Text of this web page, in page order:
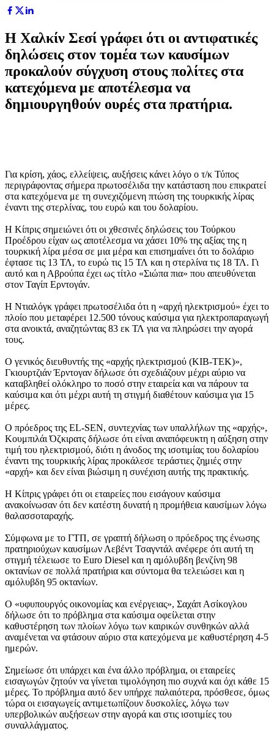
Η Χαλκίν Σεσί γράφει ότι οι αντιφατικές
δηλώσεις στον τομέα των καυσίμων
προκαλούν σύγχυση στους πολίτες στα
κατεχόμενα με αποτέλεσμα να
δημιουργηθούν ουρές στα πρατήρια.
Για κρίση, χάος, ελλείψεις, αυξήσεις κάνει λόγο ο τ/κ Τύπος
περιγράφοντας σήμερα πρωτοσέλιδα την κατάσταση που επικρατεί
στα κατεχόμενα με τη συνεχιζόμενη πτώση της τουρκικής λίρας
έναντι της στερλίνας, του ευρώ και του δολαρίου.
Η Κίπρις σημειώνει ότι οι χθεσινές δηλώσεις του Τούρκου
Προέδρου είχαν ως αποτέλεσμα να χάσει 10% της αξίας της η
τουρκική λίρα μέσα σε μια μέρα και επισημαίνει ότι το δολάριο
έφτασε τις 13 ΤΛ, το ευρώ τις 15 ΤΛ και η στερλίνα τις 18 ΤΛ. Γι
αυτό και η Αβρούπα έχει ως τίτλο «Σιώπα πια» που απευθύνεται
στον Ταγίπ Ερντογάν.
Η Ντιαλόγκ γράφει πρωτοσέλιδα ότι η «αρχή ηλεκτρισμού» έχει το
πλοίο που μεταφέρει 12.500 τόνους καύσιμα για ηλεκτροπαραγωγή
στα ανοικτά, αναζητώντας 83 εκ ΤΛ για να πληρώσει την αγορά
τους.
Ο γενικός διευθυντής της «αρχής ηλεκτρισμού (ΚΙΒ-ΤΕΚ)»,
Γκιουρτζιάν Έρντογαν δήλωσε ότι σχεδιάζουν μέχρι αύριο να
καταβληθεί ολόκληρο το ποσό στην εταιρεία και να πάρουν τα
καύσιμα και ότι μέχρι αυτή τη στιγμή διαθέτουν καύσιμα για 15
μέρες.
Ο πρόεδρος της EL-SEN, συντεχνίας των υπαλλήλων της «αρχής»,
Κουμπιλάι Όζκιρατς δήλωσε ότι είναι αναπόφευκτη η αύξηση στην
τιμή του ηλεκτρισμού, διότι η άνοδος της ισοτιμίας του δολαρίου
έναντι της τουρκικής λίρας προκάλεσε τεράστιες ζημιές στην
«αρχή» και δεν είναι βιώσιμη η συνέχιση αυτής της πρακτικής.
Η Κίπρις γράφει ότι οι εταιρείες που εισάγουν καύσιμα
ανακοίνωσαν ότι δεν κατέστη δυνατή η προμήθεια καυσίμων λόγω
θαλασσοταραχής.
Σύμφωνα με το ΓΤΠ, σε γραπτή δήλωση ο πρόεδρος της ένωσης
πρατηριούχων καυσίμων Λεβέντ Τσαγντάλ ανέφερε ότι αυτή τη
στιγμή τέλειωσε το Euro Diesel και η αμόλυβδη βενζίνη 98
οκτανίων σε πολλά πρατήρια και σύντομα θα τελειώσει και η
αμόλυβδη 95 οκτανίων.
Ο «υφυπουργός οικονομίας και ενέργειας», Σαχάπ Ασίκογλου
δήλωσε ότι το πρόβλημα στα καύσιμα οφείλεται στην
καθυστέρηση των πλοίων λόγω των καιρικών συνθηκών αλλά
αναμένεται να φτάσουν αύριο στα κατεχόμενα με καθυστέρηση 4-5
ημερών.
Σημείωσε ότι υπάρχει και ένα άλλο πρόβλημα, οι εταιρείες
εισαγωγών ζητούν να γίνεται τιμολόγηση πιο συχνά και όχι κάθε 15
μέρες. Το πρόβλημα αυτό δεν υπήρχε παλαιότερα, πρόσθεσε, όμως
τώρα οι εισαγωγείς αντιμετωπίζουν δυσκολίες, λόγω των
υπερβολικών αυξήσεων στην αγορά και στις ισοτιμίες του
συναλλάγματος.